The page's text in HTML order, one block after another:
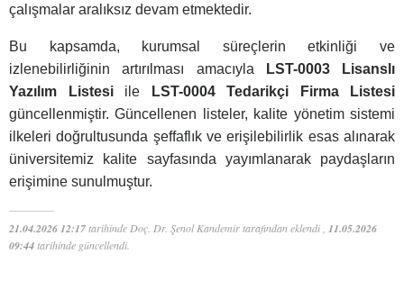
çalışmalar aralıksız devam etmektedir.
Bu kapsamda, kurumsal süreçlerin etkinliği ve
izlenebilirliğinin artırılması amacıyla
LST-0003 Lisanslı
Yazılım Listesiile
LST-0004 Tedarikçi Firma Listesi
güncellenmiştir. Güncellenen listeler, kalite yönetim sistemi
ilkeleri doğrultusunda şeffaflık ve erişilebilirlik esas alınarak
üniversitemiz kalite sayfasında yayımlanarak paydaşların
erişimine sunulmuştur.
21.04.2026 12:17tarihinde Doç. Dr. Şenol Kandemir tarafından eklendi , 11.05.2026
09:44tarihinde güncellendi.